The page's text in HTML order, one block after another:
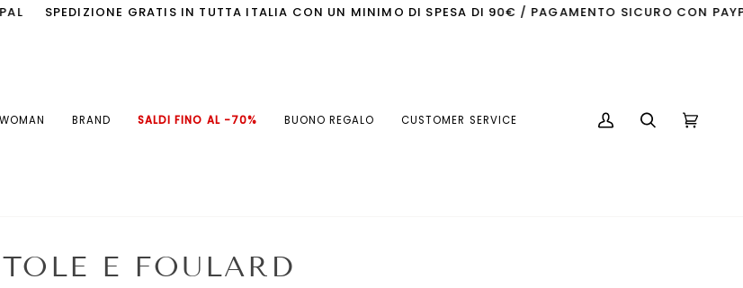
SPEDIZIONE GRATIS IN TUTTA ITALIA CON UN MINIMO DI SPESA DI 90€ / PAGAMENTO SICURO CON PAYPAL
WOMAN BRAND SALDI FINO AL -70% BUONO REGALO CUSTOMER SERVICE
My
Search Cart
E FOULARD